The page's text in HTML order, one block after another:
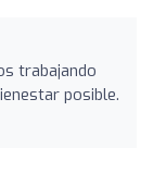
trabajando
posible.